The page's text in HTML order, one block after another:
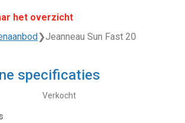
het overzicht
❯Jeanneau Sun Fast 20
specificaties
Verkocht